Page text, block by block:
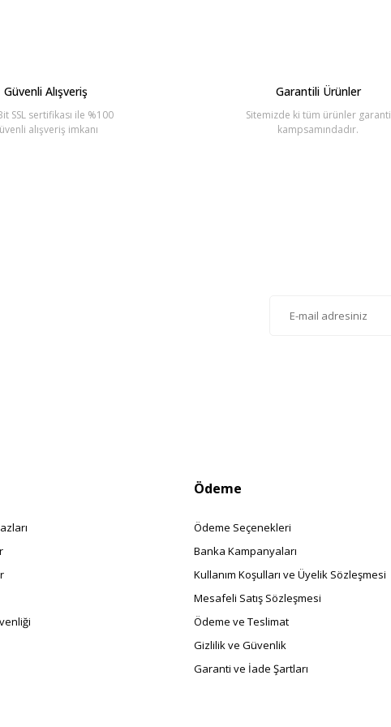
Güvenli Alışveriş
SSL sertifikası ile %100
alışveriş imkanı
Garantili Ürünler
Sitemizde ki tüm ürünler garanti
kampsamındadır.
Ödeme
Ödeme Seçenekleri
Banka Kampanyaları
Kullanım Koşulları ve Üyelik Sözleşmesi
Mesafeli Satış Sözleşmesi
Ödeme ve Teslimat
Gizlilik ve Güvenlik
Garanti ve İade Şartları